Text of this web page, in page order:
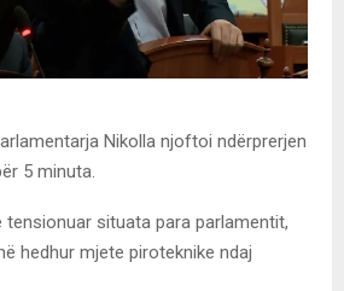
Nikolla njoftoi ndërprerjen
5 minuta.
tensionuar situata para parlamentit,
hedhur mjete piroteknike ndaj